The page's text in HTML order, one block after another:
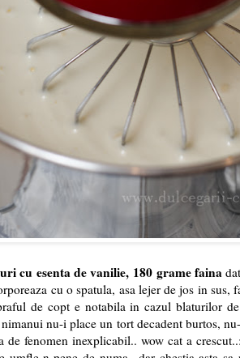
cu esenta de vanilie, 180 grame faina
cu o spatula, asa lejer de jos in sus,
de copt e notabila in cazul blaturilor
nu-i place un tort decadent burtos,
de fenomen inexplicabil.. wow cat a